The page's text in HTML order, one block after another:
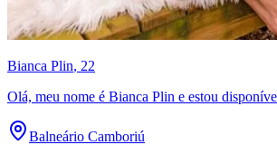
Bianca Plin, 22
Olá, meu nome é Bianca Plin e estou
Balneário Camboriú